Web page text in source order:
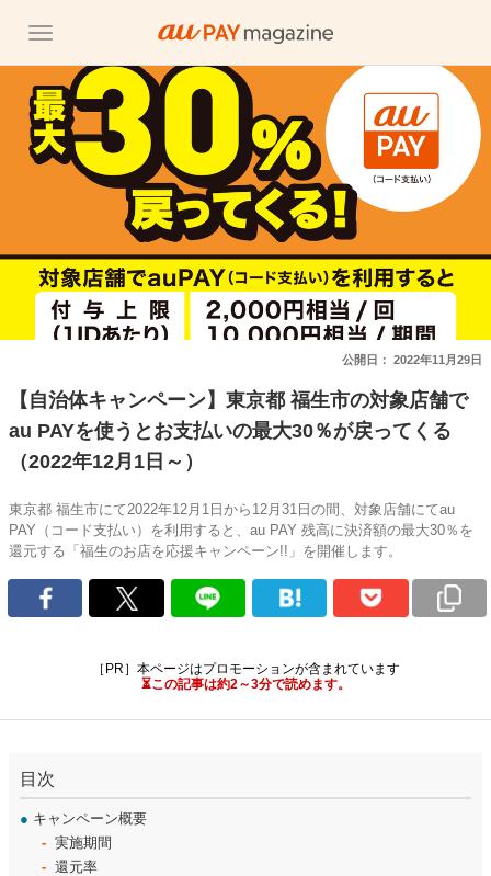
公開日： 2022年11月29日
【自治体キャンペーン】東京都 福生市の対象店舗で
au PAYを使うとお支払いの最大30％が戻ってくる
（2022年12月1日～）
東京都 福生市にて2022年12月1日から12月31日の間、対象店舗にてau
PAY（コード支払い）を利用すると、au PAY 残高に決済額の最大30％を
還元する「福生のお店を応援キャンペーン!!」を開催します。
［PR］本ページはプロモーションが含まれています
⏳この記事は約2～3分で読めます。
目次
● キャンペーン概要
実施期間
還元率